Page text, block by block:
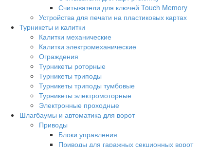
Считыватели для ключей Touch Memory
Устройства для печати на пластиковых картах
Турникеты и калитки
Калитки механические
Калитки электромеханические
Ограждения
Турникеты роторные
Турникеты триподы
Турникеты триподы тумбовые
Турникеты электромоторные
Электронные проходные
Шлагбаумы и автоматика для ворот
Приводы
Блоки управления
Приводы для гаражных секционных ворот